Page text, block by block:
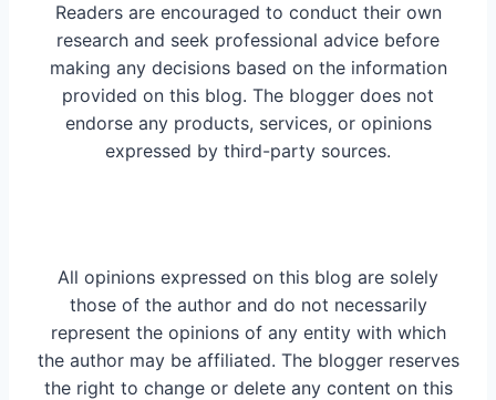
Readers are encouraged to conduct their own
research and seek professional advice before
making any decisions based on the information
provided on this blog. The blogger does not
endorse any products, services, or opinions
expressed by third-party sources.
All opinions expressed on this blog are solely
those of the author and do not necessarily
represent the opinions of any entity with which
the author may be affiliated. The blogger reserves
the right to change or delete any content on this